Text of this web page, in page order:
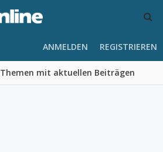
Themen mit aktuellen Beiträgen
ANMELDEN REGISTRIEREN